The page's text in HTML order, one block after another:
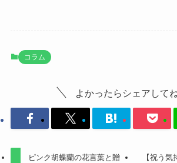
コラム
よかったらシェアしてね
ピンク胡蝶蘭の花言葉と贈
【祝う